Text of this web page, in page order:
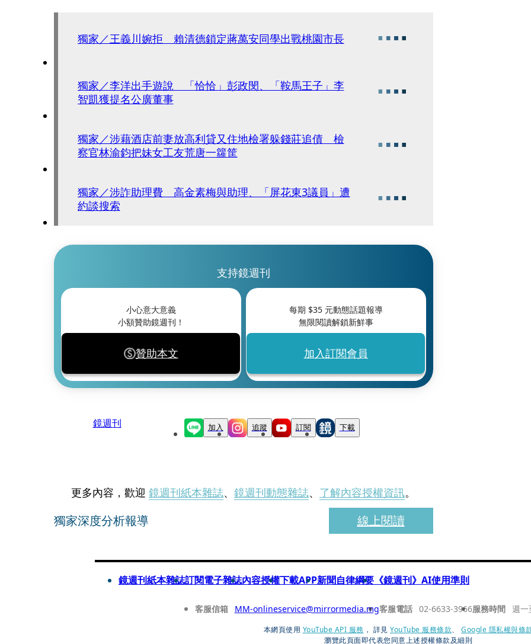
獨家／王義川婉拒 賴清德鎖定蔣萬安同學出戰桃園市長
獨家／李洋出手遊說 「恰恰」彭政閔、「鞍馬王子」李
智凱獲提名公廣董事
獨家／涉藉酒店前妻放高利貸又住地檢署躲錢莊追債 檢
察官林渝鈞把妹女工友荒唐一籮筐
獨家／涉詐助理費 高金素梅與助理、「屏花東3議員」遭
約談搜索
支持鏡週刊
小心意大意義
小額贊助鏡週刊！
贊助本文
每期 $35元動態話題報導
無限閱讀解鎖新鮮事
加入訂閱會員
鏡週刊 加入 追蹤 訂閱 下載
更多內容，歡迎 鏡週刊紙本雜誌、 鏡週刊動態雜誌、 了解內容授權資訊。
獨家深度分析報導 線上閱讀
鏡週刊紙本雜誌訂閱電子雜誌內容授權下載APP新聞自律綱要 《鏡週刊》AI使用準則
客服信箱 MM-onlineservice@mirrormedia.mg客服電話 02-6633-3966服務時間 週一
本網頁使用 YouTube API 服務 ， 詳見 YouTube 服務條款、
Google 隱私權與條
瀏覽此頁面即代表您同意上述授權條款及細則